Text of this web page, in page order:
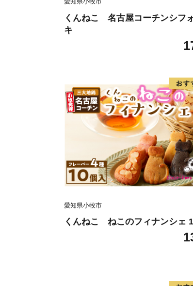
くんねこ 名古屋コーチンシフ
キ
愛知県小牧市
くんねこ ねこのフィナンシェ